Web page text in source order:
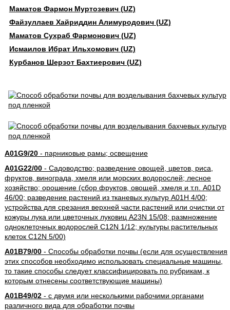
Маматов Фармон Муртозевич (UZ)
Файзуллаев Хайриддин Алимуродович (UZ)
Маматов Сухраб Фармонович (UZ)
Исмаилов Ибрат Ильхомович (UZ)
Курбанов Шерзот Бахтиерович (UZ)
A01G9/20- парниковые рамы; освещение
A01G22/00- Садоводство; разведение овощей, цветов, риса,
фруктов, винограда, хмеля или морских водорослей; лесное
хозяйство; орошение (сбор фруктов, овощей, хмеля и т.п. A01D
46/00; разведение растений из тканевых культур A01H 4/00;
устройства для срезания верхней части растений или очистки от
кожуры лука или цветочных луковиц A23N 15/08; размножение
одноклеточных водорослей C12N 1/12; культуры растительных
клеток C12N 5/00)
A01B79/00- Способы обработки почвы (если для осуществления
этих способов необходимо использовать специальные машины,
то такие способы следует классифицировать по рубрикам, к
которым отнесены соответствующие машины)
A01B49/02- с двумя или несколькими рабочими органами
различного вида для обработки почвы